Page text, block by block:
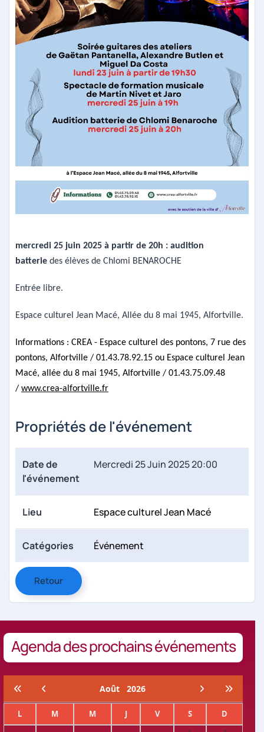
mercredi 25 juin 2025 à partir de 20h : audition
batterie des élèves de Chlomi BENAROCHE
Entrée libre.
Espace culturel Jean Macé, Allée du 8 mai 1945, Alfortville.
Informations : CREA - Espace culturel des pontons, 7 rue des
pontons, Alfortville / 01.43.78.92.15 ou Espace culturel Jean
Macé, allée du 8 mai 1945, Alfortville / 01.43.75.09.48
/ www.crea-alfortville.fr
Propriétés de l'événement
Date de
l'événement
Mercredi 25 Juin 2025 20:00
Lieu Espace culturel Jean Macé
Catégories Événement
Retour
Agenda des prochains événements
Août 2026
L M M J V S
D